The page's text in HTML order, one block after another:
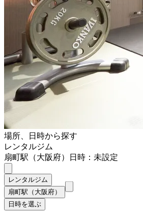
場所、日時から探す
レンタルジム
扇町駅（大阪府）
日時：未設定
レンタルジム
扇町駅（大阪府）
日時を選ぶ